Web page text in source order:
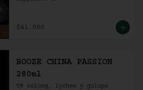
con hielo al gusto.
$41.000
BOOZE CHINA PASSION
280ml
Té oolong, lychee y gulupa